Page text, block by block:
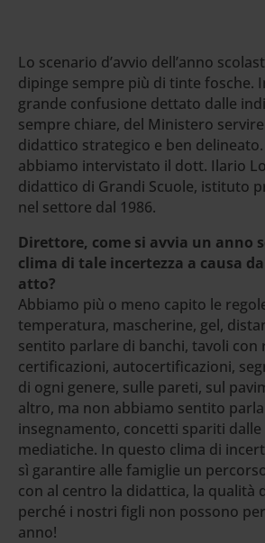
Lo scenario d’avvio dell’anno
dipinge sempre più di tinte fosche.
grande confusione dettato dalle
sempre chiare, del Ministero
didattico strategico e ben
abbiamo intervistato il dott. Ilario
didattico di Grandi Scuole, istituto
nel settore dal 1986.
Direttore, come si avvia un anno
clima di tale incertezza a causa
atto?
Abbiamo più o meno capito le
temperatura, mascherine, gel,
sentito parlare di banchi, tavoli con
certificazioni, autocertificazioni,
di ogni genere, sulle pareti, sul
altro, ma non abbiamo sentito
insegnamento, concetti spariti
mediatiche. In questo clima di
sì garantire alle famiglie un
con al centro la didattica, la qualità
perché i nostri figli non possono
anno!